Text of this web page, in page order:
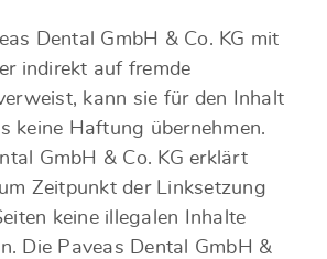
Dental GmbH & Co. KG mit
indirekt auf fremde
kann sie für den Inhalt
keine Haftung übernehmen.
GmbH & Co. KG erklärt
Zeitpunkt der Linksetzung
keine illegalen Inhalte
Die Paveas Dental GmbH &